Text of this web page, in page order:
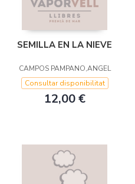
SEMILLA EN LA NIEVE
CAMPOS PAMPANO,ANGEL
Consultar disponibilitat
12,00 €